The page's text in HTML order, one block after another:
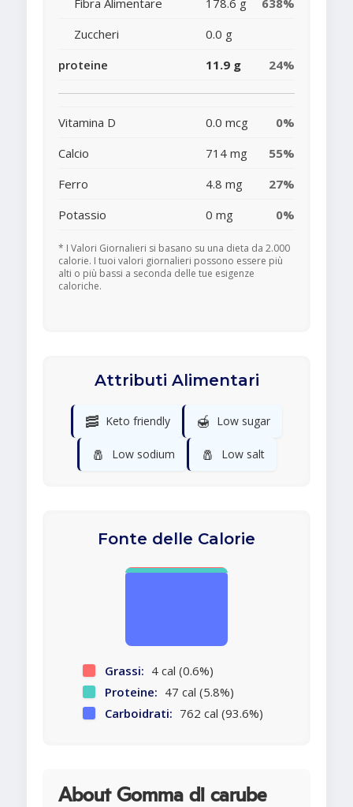
Fibra Alimentare 178.6 g
638%
Zuccheri
0.0 g
proteine
11.9 g 24%
Vitamina D 0.0 mcg
0%
Calcio
714 mg
55%
Ferro
4.8 mg
27%
Potassio
0 mg 0%
* I Valori Giornalieri si basano su una dieta da 2.000
calorie. I tuoi valori giornalieri possono essere più
alti o più bassi a seconda delle tue esigenze
caloriche.
Attributi Alimentari
🥓 Keto friendly 🍯 Low sugar
🧂 Low sodium 🧂 Low salt
Fonte delle Calorie
Grassi: 4 cal (0.6%)
Proteine: 47 cal (5.8%)
Carboidrati: 762 cal (93.6%)
About Gomma di carube